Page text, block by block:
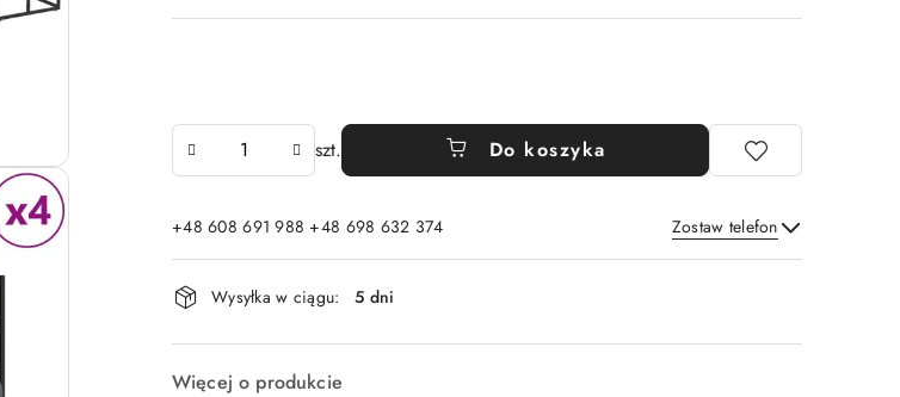
szt. Do koszyka
+48 608 691 988 +48 698 632 374 Zostaw telefon
Wyślij
Dostępność
i
dostawa
Wysyłka w ciągu: 5 dni
Więcej o produkcie